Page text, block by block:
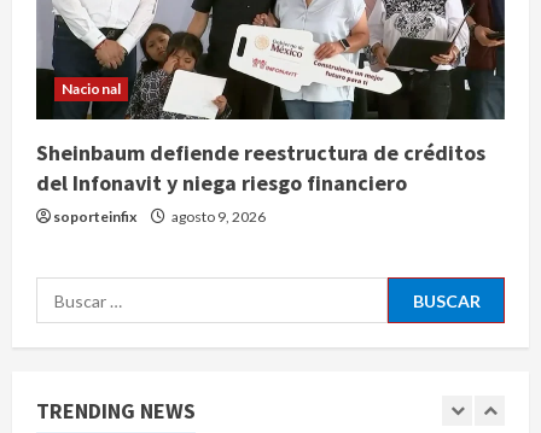
Nacional
Sheinbaum defiende reestructura de créditos
del Infonavit y niega riesgo financiero
soporteinfix agosto 9, 2026
Buscar:
TRENDING NEWS
4
Jardín Hidalgo de Coyoacán atrae
mariposas y aves tras convertirse
en espacio polinizador
agosto 10, 2026
Planta Tecolote-La Gloria recibió
tres veces fondos internacionales y
sigue sin concretarse
1
Se registran 43 mil 619 aspirantes
para el examen de ingreso a la